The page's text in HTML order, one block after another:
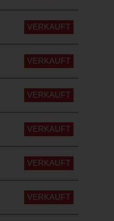
VERKAUFT
VERKAUFT
VERKAUFT
VERKAUFT
VERKAUFT
VERKAUFT